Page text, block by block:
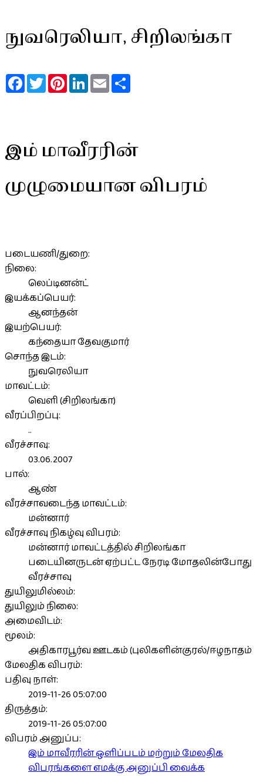
நுவரெலியா, சிறிலங்கா
FacebookTwitterPinterestLinkedInEmail
இம் மாவீரரின்
முழுமையான விபரம்
படையணி/துறை:
நிலை:
லெப்டினன்ட்
இயக்கப்பெயர்:
ஆனந்தன்
இயற்பெயர்:
கந்தையா தேவகுமார்
சொந்த இடம்:
நுவரெலியா
மாவட்டம்:
வெளி (சிறிலங்கா)
வீரப்பிறப்பு:
..
வீரச்சாவு:
03.06.2007
பால்:
ஆண்
வீரச்சாவடைந்த மாவட்டம்:
மன்னார்
வீரச்சாவு நிகழ்வு விபரம்:
மன்னார் மாவட்டத்தில் சிறிலங்கா
படையினருடன் ஏற்பட்ட நேரடி மோதலின்போது
வீரச்சாவு
துயிலுமில்லம்:
துயிலும் நிலை:
அமைவிடம்:
மூலம்:
அதிகாரபூர்வ ஊடகம் (புலிகளின்குரல்/ஈழநாதம்
மேலதிக விபரம்:
பதிவு நாள்:
2019-11-26 05:07:00
திருத்தம்:
2019-11-26 05:07:00
விபரம் அனுப்ப:
இம் மாவீரரின் ஒளிப்படம் மற்றும் மேலதிக
விபரங்களை எமக்கு அனுப்பி வைக்க